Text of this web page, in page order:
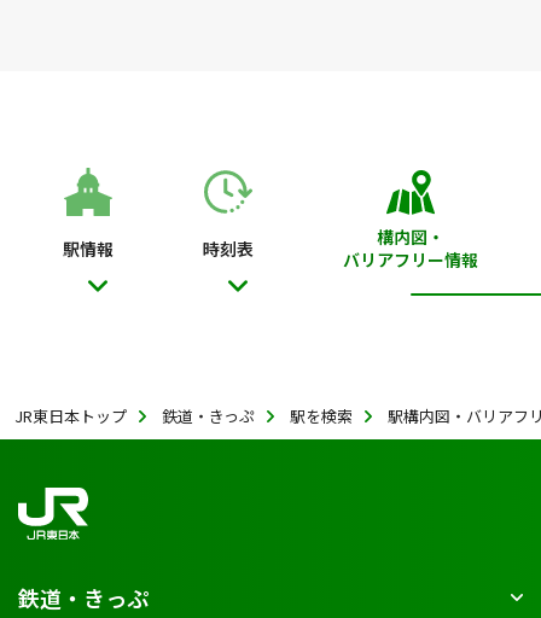
駅情報 時刻表
構内図・
バリアフリー情報
JR東日本トップ 鉄道・きっぷ 駅を検索 駅構内図・バリアフ
鉄道・きっぷ